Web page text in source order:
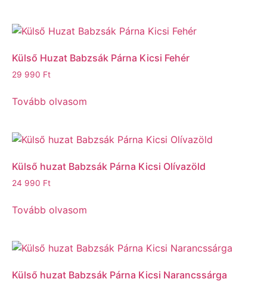
Külső Huzat Babzsák Párna Kicsi Fehér
29 990 Ft
Tovább olvasom
Külső huzat Babzsák Párna Kicsi Olívazöld
24 990 Ft
Tovább olvasom
Külső huzat Babzsák Párna Kicsi Narancssárga